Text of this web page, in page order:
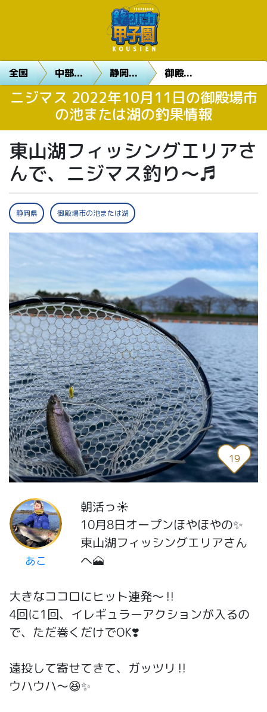
全国 中部... 静岡... 御殿...
ニジマス 2022年10月11日の御殿場市
の池または湖の釣果情報
東山湖フィッシングエリアさ
んで、ニジマス釣り〜♬
静岡県 御殿場市の池または湖
19
あこ
朝活っ☀️
10月8日オープンほやほやの✨
東山湖フィッシングエリアさん
へ🗻
大きなココロにヒット連発〜‼️
4回に1回、イレギュラーアクションが入るの
で、ただ巻くだけでOK❣️
遠投して寄せてきて、ガッツリ‼️
ウハウハ〜😆✨